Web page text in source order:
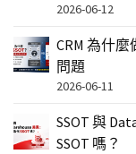
2026-06-12
CRM 為什
問題
2026-06-11
SSOT 與
SSOT 嗎？